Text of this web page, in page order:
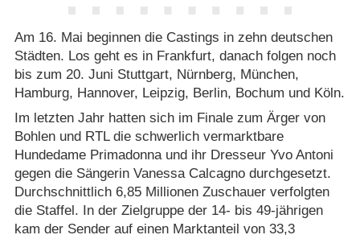
Am 16. Mai beginnen die Castings in zehn deutschen
Städten. Los geht es in Frankfurt, danach folgen noch
bis zum 20. Juni Stuttgart, Nürnberg, München,
Hamburg, Hannover, Leipzig, Berlin, Bochum und Köln.
Im letzten Jahr hatten sich im Finale zum Ärger von
Bohlen und RTL die schwerlich vermarktbare
Hundedame Primadonna und ihr Dresseur Yvo Antoni
gegen die Sängerin Vanessa Calcagno durchgesetzt.
Durchschnittlich 6,85 Millionen Zuschauer verfolgten
die Staffel. In der Zielgruppe der 14- bis 49-jährigen
kam der Sender auf einen Marktanteil von 33,3